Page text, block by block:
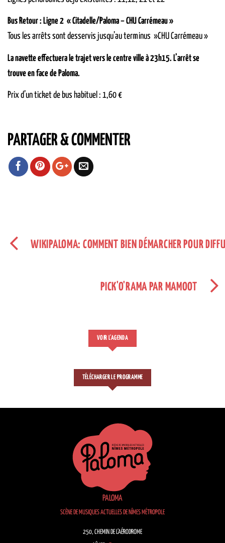
Bus Retour : Ligne 2 « Citadelle/Paloma – CHU Carrémeau »
Tous les arrêts sont desservis jusqu’au terminus »CHU Carrémeau »
La navette effectuera le trajet vers le centre ville à 23h15. L’arrêt se
trouve en face de Paloma.
Prix d’un ticket de bus habituel : 1,60 €
PARTAGER & COMMENTER
WIKIPALOMA: COMMENT BIEN DÉMARCHER POUR
PICK'O'RAMA PAR MAMOOT
VOIR L'AGENDA
TÉLÉCHARGER LE PROGRAMME
PALOMA
SCÈNE DE MUSIQUES ACTUELLES DE NÎMES MÉTROPOLE
250, CHEMIN DE L’AÉRODROME